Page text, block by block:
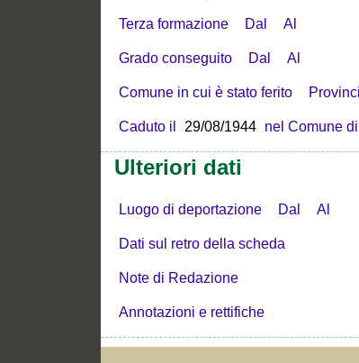
Terza formazione Dal Al
Grado conseguito Dal Al
Comune in cui è stato ferito
Caduto il 29/08/1944 nel Comune di
Ulteriori dati
Luogo di deportazione Dal Al
Dati sul retro della scheda
Note di Redazione
Annotazioni e rettifiche